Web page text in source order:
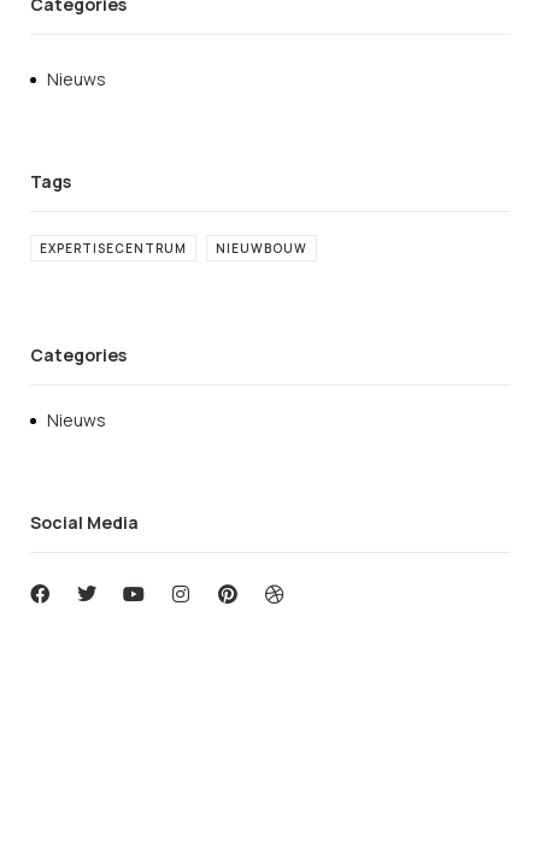
Categories
Nieuws
EXPERTISECENTRUM NIEUWBOUW
Categories
Nieuws
Social Media